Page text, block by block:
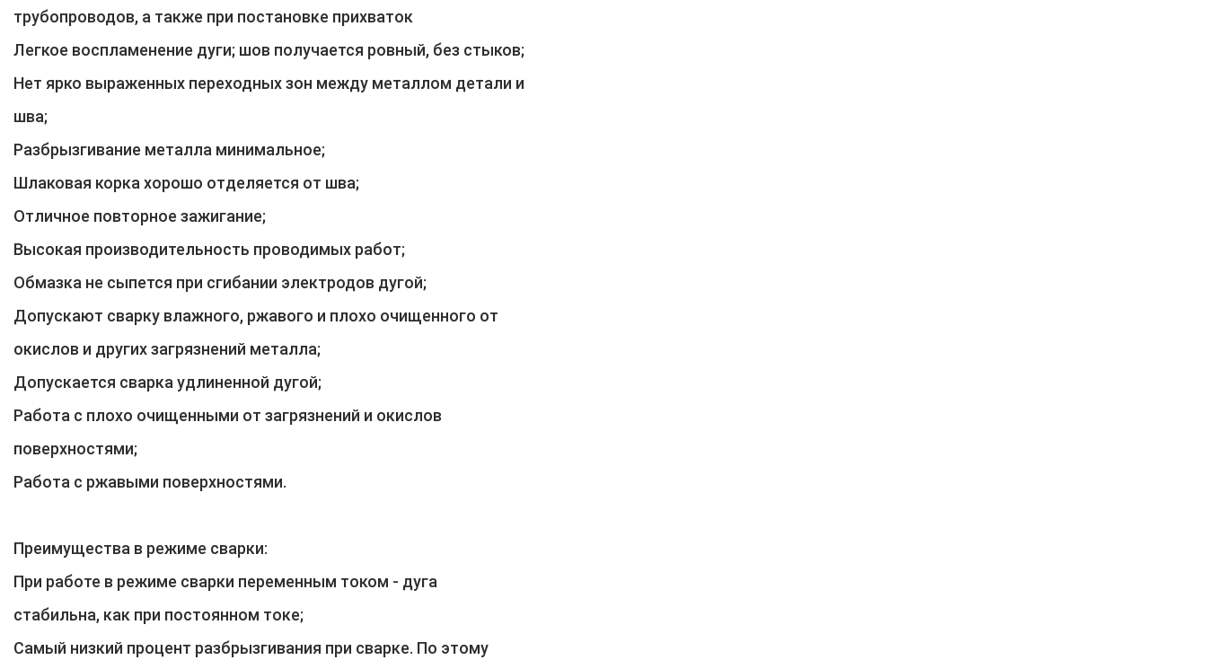
трубопроводов, а также при постановке прихваток
Легкое воспламенение дуги; шов получается ровный, без стыков;
Нет ярко выраженных переходных зон между металлом детали и
шва;
Разбрызгивание металла минимальное;
Шлаковая корка хорошо отделяется от шва;
Отличное повторное зажигание;
Высокая производительность проводимых работ;
Обмазка не сыпется при сгибании электродов дугой;
Допускают сварку влажного, ржавого и плохо очищенного от
окислов и других загрязнений металла;
Допускается сварка удлиненной дугой;
Работа с плохо очищенными от загрязнений и окислов
поверхностями;
Работа с ржавыми поверхностями.
Преимущества в режиме сварки:
При работе в режиме сварки переменным током - дуга
стабильна, как при постоянном токе;
Самый низкий процент разбрызгивания при сварке. По этому